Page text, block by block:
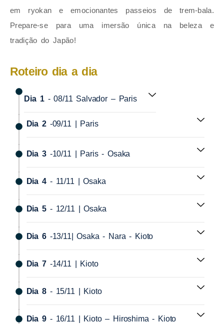
em ryokan e emocionantes passeios de trem-bala.
Prepare-se para uma imersão única na beleza e
tradição do Japão!
Roteiro dia a dia
Dia 1- 08/11 Salvador – Paris
Dia 2 -09/11 | Paris
Dia 3 -10/11 | Paris - Osaka
Dia 4 - 11/11 | Osaka
Dia 5 - 12/11 | Osaka
Dia 6 -13/11| Osaka - Nara - Kioto
Dia 7 -14/11 | Kioto
Dia 8 - 15/11 | Kioto
Dia 9 - 16/11 | Kioto – Hiroshima - Kioto